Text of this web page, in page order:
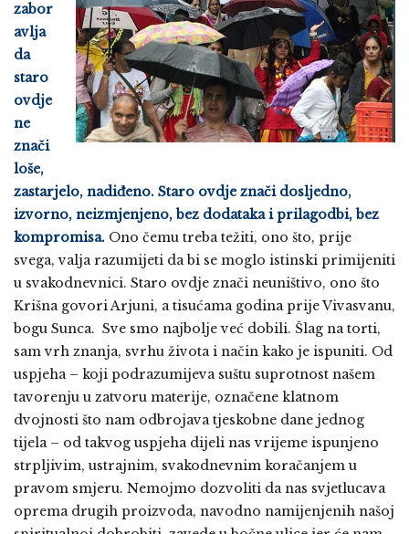
zabor
avlja
da
staro
ovdje
ne
znači
loše,
zastarjelo, nadiđeno. Staro ovdje znači dosljedno,
izvorno, neizmjenjeno, bez dodataka i prilagodbi, bez
kompromisa. Ono čemu treba težiti, ono što, prije
svega, valja razumijeti da bi se moglo istinski primijeniti
u svakodnevnici. Staro ovdje znači neuništivo, ono što
Krišna govori Arjuni, a tisućama godina prije Vivasvanu,
bogu Sunca. Sve smo najbolje već dobili. Šlag na torti,
sam vrh znanja, svrhu života i način kako je ispuniti. Od
uspjeha – koji podrazumijeva suštu suprotnost našem
tavorenju u zatvoru materije, označene klatnom
dvojnosti što nam odbrojava tjeskobne dane jednog
tijela – od takvog uspjeha dijeli nas vrijeme ispunjeno
strpljivim, ustrajnim, svakodnevnim koračanjem u
pravom smjeru. Nemojmo dozvoliti da nas svjetlucava
oprema drugih proizvoda, navodno namijenjenih našoj